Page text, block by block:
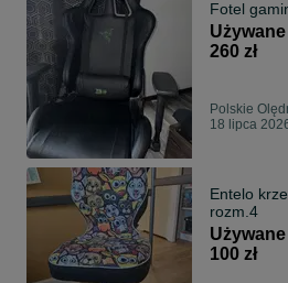
Fotel
Używane
260 zł
Polskie
18 lipca
Entelo
rozm.4
Używane
100 zł